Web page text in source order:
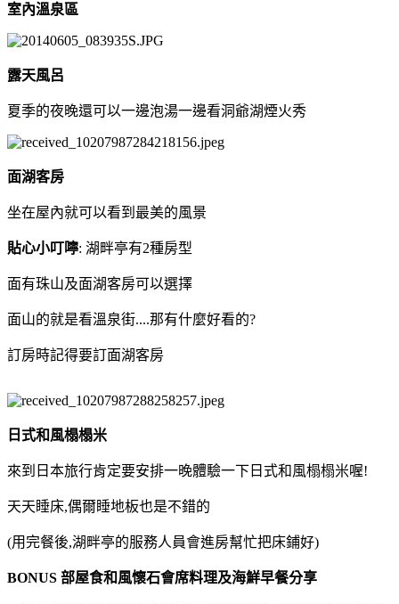
室內溫泉區
露天風呂
夏季的夜晚還可以一邊泡湯一邊看洞爺湖煙火秀
面湖客房
坐在屋內就可以看到最美的風景
貼心小叮嚀: 湖畔亭有2種房型
面有珠山及面湖客房可以選擇
面山的就是看溫泉街....那有什麼好看的?
訂房時記得要訂面湖客房
日式和風榻榻米
來到日本旅行肯定要安排一晚體驗一下日式和風榻榻米喔!
天天睡床,偶爾睡地板也是不錯的
(用完餐後,湖畔亭的服務人員會進房幫忙把床鋪好)
BONUS 部屋食和風懷石會席料理及海鮮早餐分享